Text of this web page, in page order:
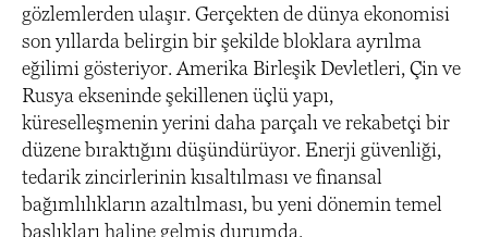
gözlemlerden ulaşır. Gerçekten de dünya ekonomisi
son yıllarda belirgin bir şekilde bloklara ayrılma
eğilimi gösteriyor. Amerika Birleşik Devletleri, Çin ve
Rusya ekseninde şekillenen üçlü yapı,
küreselleşmenin yerini daha parçalı ve rekabetçi bir
düzene bıraktığını düşündürüyor. Enerji güvenliği,
tedarik zincirlerinin kısaltılması ve finansal
bağımlılıkların azaltılması, bu yeni dönemin temel
başlıkları haline gelmiş durumda.